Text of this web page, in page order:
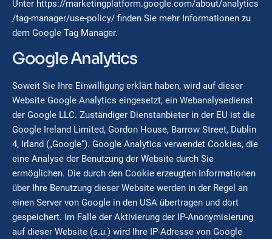
Unter https://marketingplatform.google.com/about/analytics
/tag-manager/use-policy/ finden Sie mehr Informationen zu
dem Google Tag Manager.
Google Analytics
Soweit Sie Ihre Einwilligung erklärt haben, wird auf dieser
Website Google Analytics eingesetzt, ein Webanalysedienst
der Google LLC. Zuständiger Dienstanbieter in der EU ist die
Google Ireland Limited, Gordon House, Barrow Street, Dublin
4, Irland („Google“). Google Analytics verwendet Cookies, die
eine Analyse der Benutzung der Website durch Sie
ermöglichen. Die durch den Cookie erzeugten Informationen
über Ihre Benutzung dieser Website werden in der Regel an
einen Server von Google in den USA übertragen und dort
gespeichert. Im Falle der Aktivierung der IP-Anonymisierung
auf dieser Website (s.u.) wird Ihre IP-Adresse von Google